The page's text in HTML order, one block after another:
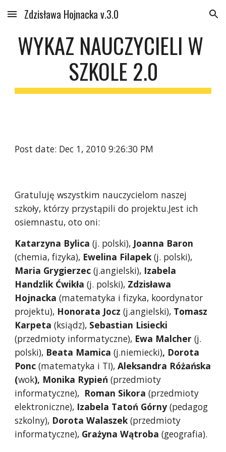
Skip to main content Skip to navigation
Zdzisława Hojnacka v.3.0
WYKAZ NAUCZYCIELI W
SZKOLE 2.0
Post date: Dec 1, 2010 9:26:30 PM
Gratuluję wszystkim nauczycielom naszej
szkoły, którzy przystąpili do projektu.Jest ich
osiemnastu, oto oni:
Katarzyna Bylica (j. polski), Joanna Baron
(chemia, fizyka), Ewelina Filapek
Maria Grygierzec (j.angielski), Izabela
Handzlik Ćwikła (j. polski), Zdzisława
Hojnacka (matematyka i fizyka, koordynator
projektu), Honorata Jocz (j.angielski), Tomasz
Karpeta (ksiądz), Sebastian Lisiecki
(przedmioty informatyczne), Ewa Malcher (j.
polski), Beata Mamica (j.niemiecki), Dorota
Ponc (matematyka i TI), Aleksandra Różańska
(wok), Monika Rypień (przedmioty
informatyczne), Roman Sikora (przedmioty
elektroniczne), Izabela Tatoń Górny (pedagog
szkolny), Dorota Walaszek (przedmioty
informatyczne), Grażyna Wątroba (geografia).